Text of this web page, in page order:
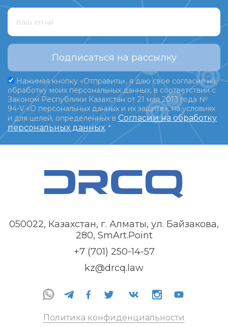
Подписаться на рассылку
Нажимая кнопку «Отправить», я даю свое согласие на
обработку моих персональных данных, в соответствии с
Законом Республики Казахстан от 21 мая 2013 года №
94-V «О персональных данных и их защите», на условиях
и для целей, определенных в Согласии на обработку
персональных данных. *
050022, Казахстан, г. Алматы, ул. Байзакова,
280, SmArt.Point
+7 (701) 250-14-57
kz@drcq.law
Политика конфиденциальности